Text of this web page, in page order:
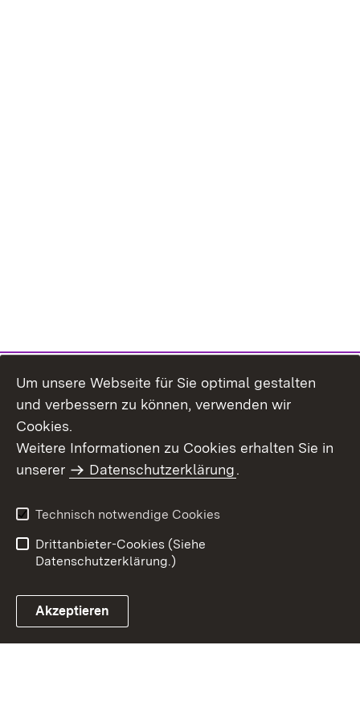
Benutzungshinweise
Erklärung zur
Um unsere Webseite für Sie optimal gestalten
und verbessern zu können, verwenden wir
Cookies.
Weitere Informationen zu Cookies erhalten Sie in
unserer
Datenschutzerklärung.
Technisch notwendige Cookies
Drittanbieter-Cookies (Siehe
Datenschutzerklärung.)
Akzeptieren